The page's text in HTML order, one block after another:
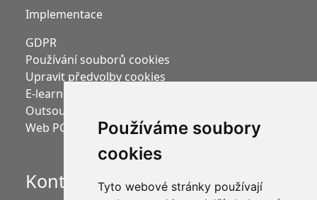
Používáme soubory
cookies
Tyto webové stránky používají
Implementace
GDPR
Používání souborů cookies
Upravit předvolby cookies
E-learning Moodle
Outsourcing mezd
Web PC HELP, a.s.
Kontakt